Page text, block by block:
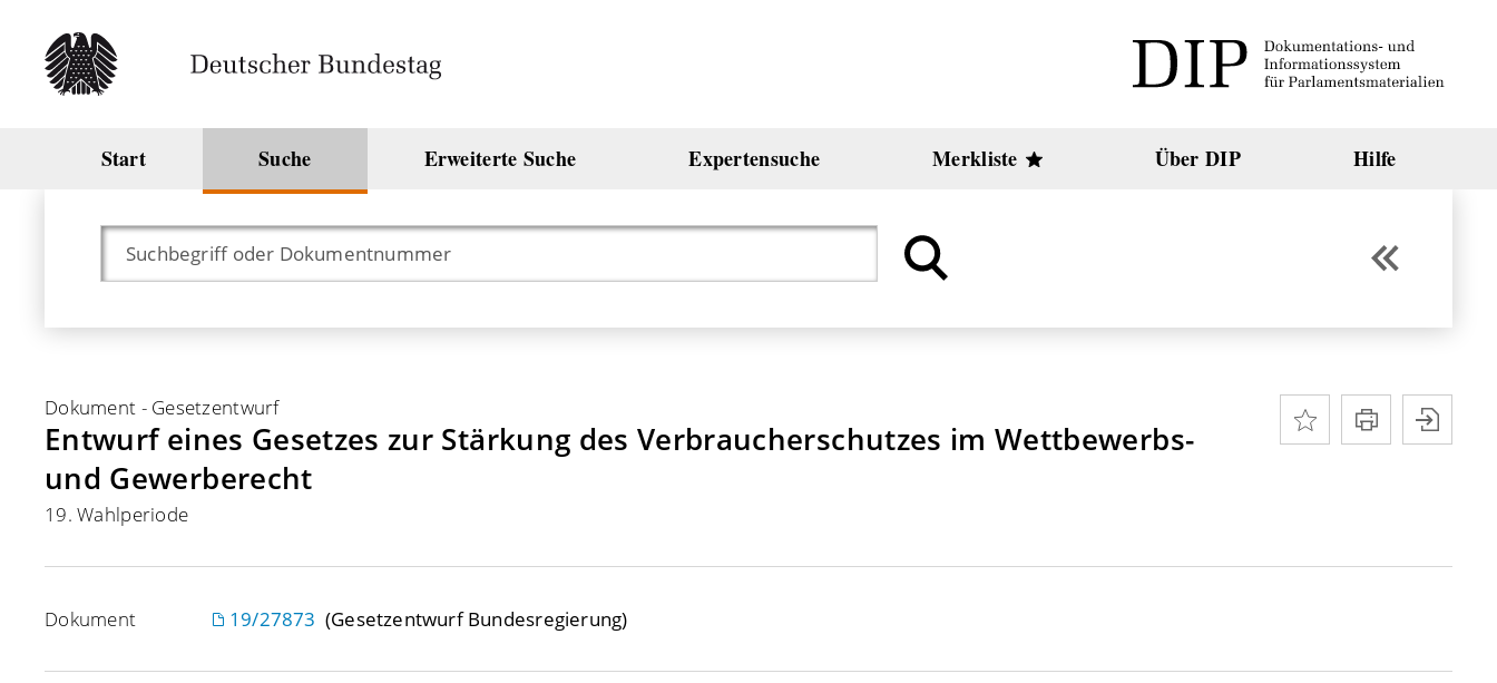
Start Suche Erweiterte Suche Expertensuche Merkliste Über DIP Hilfe
Dokument - Gesetzentwurf
Entwurf eines Gesetzes zur Stärkung des Verbraucherschutzes im Wettbewerbs-
und Gewerberecht
19. Wahlperiode
Dokument 19/27873 (Gesetzentwurf Bundesregierung)